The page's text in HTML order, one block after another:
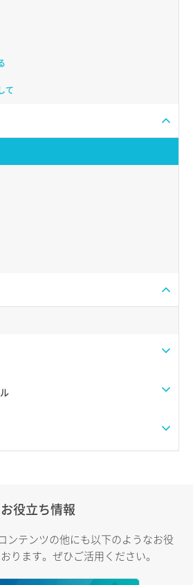
て
お役立ち情報
ンテンツの他にも以下のようなお役
ります。ぜひご活用ください。